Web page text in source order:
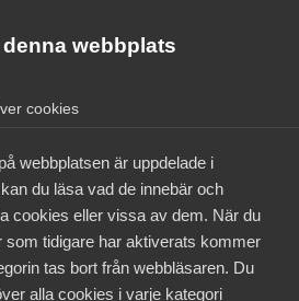
webbplats
cookies
webbplatsen är uppdelade i
du läsa vad de innebär och
cookies eller vissa av dem. När du
som tidigare har aktiverats kommer
tas bort från webbläsaren. Du
alla cookies i varje kategori
och kollektiv­
LO-förbunden
reglerna om karens i